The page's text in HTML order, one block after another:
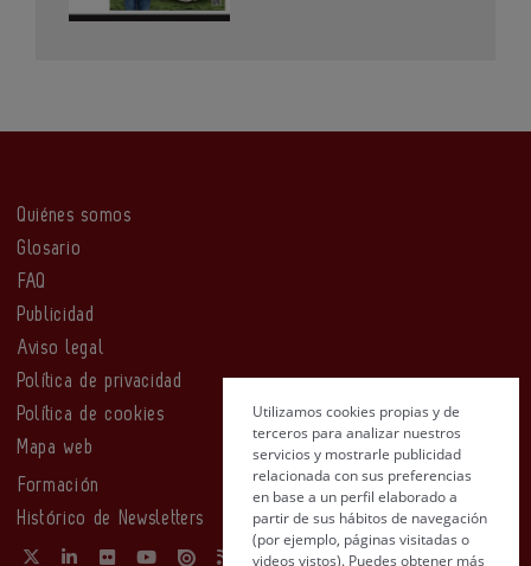
Quiénes somos
Glosario
FAQ
Publicidad
Aviso legal
Política de privacidad
Política de cookies
Mapa web
Formación
Histórico de Newsletters
Utilizamos cookies propias y de
terceros para analizar nuestros
servicios y mostrarle publicidad
relacionada con sus preferencias
en base a un perfil elaborado a
partir de sus hábitos de navegación
(por ejemplo, páginas visitadas o
videos vistos). Puedes obtener más